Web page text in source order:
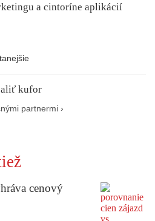
a cintoríne aplikácií
kufor
partnermi ›
cenový